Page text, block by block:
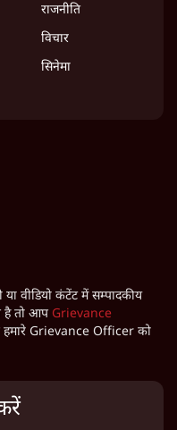
राजनीति
विचार
सिनेमा
वीडियो कंटेंट में सम्पादकीय
है तो आप Grievance
Grievance Officer को